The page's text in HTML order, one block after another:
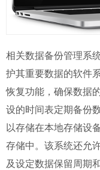
相关数据备份管理系
护其重要数据的软件
恢复功能，确保数据
设的时间表定期备份
以存储在本地存储设
存储中。该系统还允
及设定数据保留周期